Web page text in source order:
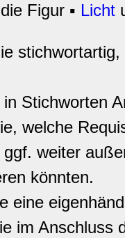
Figur ▪ Licht
Stichworten
welche
ggf. weiter
könnten.
eine
im Anschluss